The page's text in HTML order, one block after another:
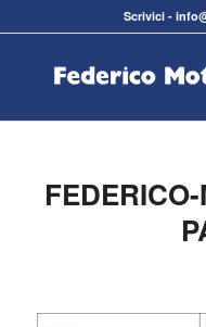
Scrivici -